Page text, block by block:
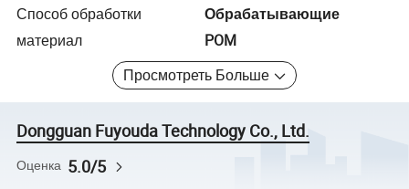
Способ обработки
Обрабатывающие
материал
POM
Просмотреть Больше
Dongguan Fuyouda Technology Co., Ltd.
Оценка 5.0/5